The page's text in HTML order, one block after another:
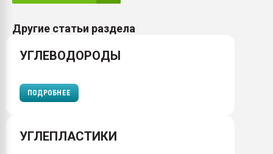
Другие статьи раздела
УГЛЕВОДОРОДЫ
ПОДРОБНЕЕ
УГЛЕПЛАСТИКИ